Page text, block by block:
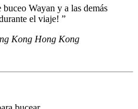
buceo Wayan y a las demás
el viaje! ”
Hong Kong